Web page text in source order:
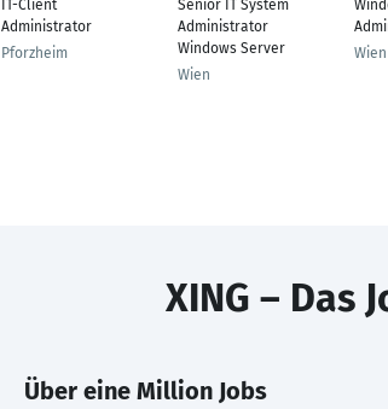
IT-Client
Administrator
Pforzheim
Senior IT System
Administrator
Windows Server
Wien
Wien
XING – Das
Über eine Million Jobs